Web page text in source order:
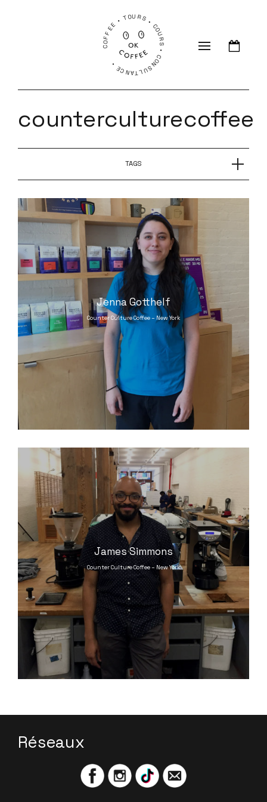
COFFEE • TOURS • COURS • CONSULTANCE •
counterculturecoffee
TAGS
Jenna Gotthelf
Counter Culture Coffee – New York
James Simmons
Counter Culture Coffee – New York
Réseaux